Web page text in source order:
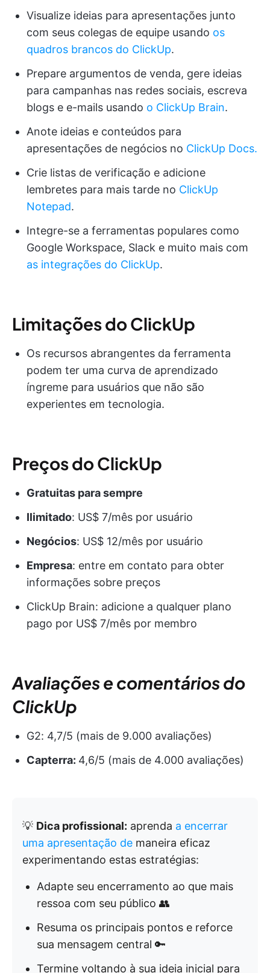
Visualize ideias para apresentações junto
com seus colegas de equipe usando os
quadros brancos do ClickUp.
Prepare argumentos de venda, gere ideias
para campanhas nas redes sociais, escreva
blogs e e-mails usando o ClickUp Brain.
Anote ideias e conteúdos para
apresentações de negócios no ClickUp Docs.
Crie listas de verificação e adicione
lembretes para mais tarde no ClickUp
Notepad.
Integre-se a ferramentas populares como
Google Workspace, Slack e muito mais com
as integrações do ClickUp.
Limitações do ClickUp
Os recursos abrangentes da ferramenta
podem ter uma curva de aprendizado
íngreme para usuários que não são
experientes em tecnologia.
Preços do ClickUp
Gratuitas para sempre
Ilimitado: US$ 7/mês por usuário
Negócios: US$ 12/mês por usuário
Empresa: entre em contato para obter
informações sobre preços
ClickUp Brain: adicione a qualquer plano
pago por US$ 7/mês por membro
Avaliações e comentários do
ClickUp
G2: 4,7/5 (mais de 9.000 avaliações)
Capterra: 4,6/5 (mais de 4.000 avaliações)
💡 Dica profissional: aprenda a encerrar
uma apresentação de maneira eficaz
experimentando estas estratégias:
Adapte seu encerramento ao que mais
ressoa com seu público 👥
Resuma os principais pontos e reforce
sua mensagem central 🔑
Termine voltando à sua ideia inicial para